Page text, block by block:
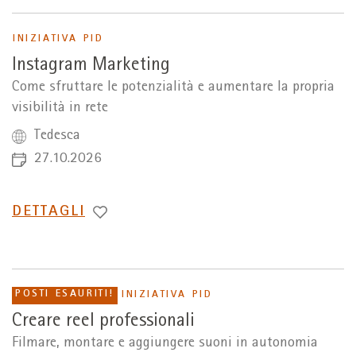
INIZIATIVA PID
Instagram Marketing
Come sfruttare le potenzialità e aumentare la propria
visibilità in rete
Tedesca
27.10.2026
PASSA
DETTAGLI
POSTI ESAURITI! INIZIATIVA PID
Creare reel professionali
Filmare, montare e aggiungere suoni in autonomia